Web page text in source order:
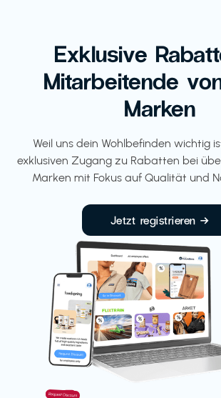
Exklusive
Mitarbeitende
Marken
Weil uns dein Wohlbefinden wichtig
exklusiven Zugang zu Rabatten bei
Marken mit Fokus auf Qualität und
Jetzt registrieren →